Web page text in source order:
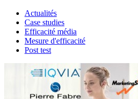
Actualités
Case studies
Efficacité média
Mesure d'efficacité
Post test